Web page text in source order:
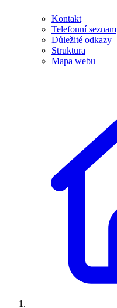
Kontakt
Telefonní seznam
Důležité odkazy
Struktura
Mapa webu